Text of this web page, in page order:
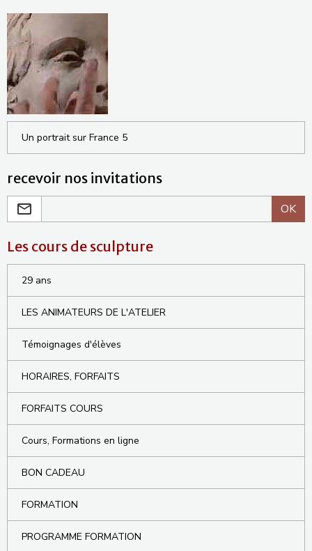
Un portrait sur France 5
recevoir nos invitations
OK
Les cours de sculpture
29 ans
LES ANIMATEURS DE L'ATELIER
Témoignages d'élèves
HORAIRES, FORFAITS
FORFAITS COURS
Cours, Formations en ligne
BON CADEAU
FORMATION
PROGRAMME FORMATION